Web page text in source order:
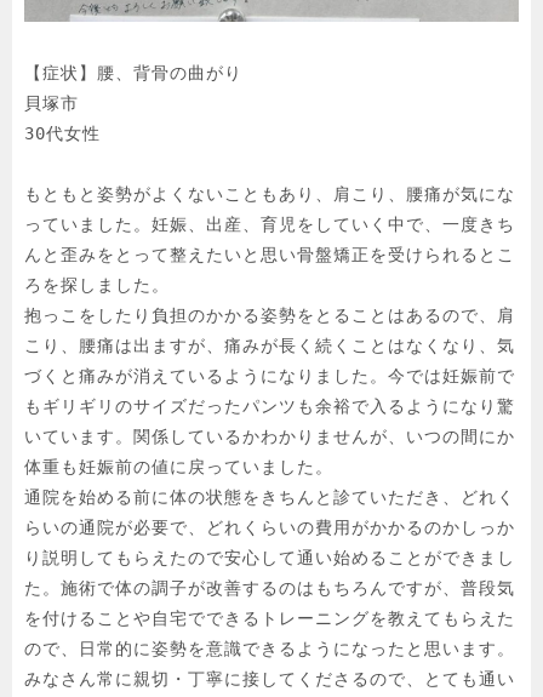
【症状】腰、背骨の曲がり
貝塚市
30代女性
もともと姿勢がよくないこともあり、肩こり、腰痛が気にな
っていました。妊娠、出産、育児をしていく中で、一度きち
んと歪みをとって整えたいと思い骨盤矯正を受けられるとこ
ろを探しました。
抱っこをしたり負担のかかる姿勢をとることはあるので、肩
こり、腰痛は出ますが、痛みが長く続くことはなくなり、気
づくと痛みが消えているようになりました。今では妊娠前で
もギリギリのサイズだったパンツも余裕で入るようになり驚
いています。関係しているかわかりませんが、いつの間にか
体重も妊娠前の値に戻っていました。
通院を始める前に体の状態をきちんと診ていただき、どれく
らいの通院が必要で、どれくらいの費用がかかるのかしっか
り説明してもらえたので安心して通い始めることができまし
た。施術で体の調子が改善するのはもちろんですが、普段気
を付けることや自宅でできるトレーニングを教えてもらえた
ので、日常的に姿勢を意識できるようになったと思います。
みなさん常に親切・丁寧に接してくださるので、とても通い